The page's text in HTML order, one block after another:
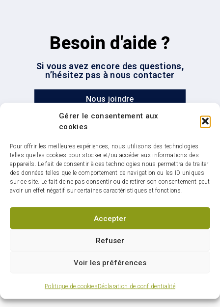
Gérer le consentement aux
cookies
Pour offrir les meilleures expériences, nous utilisons des technologies
telles que les cookies pour stocker et/ou accéder aux informations des
appareils. Le fait de consentir à ces technologies nous permettra de traiter
des données telles que le comportement de navigation ou les ID uniques
sur ce site. Le fait de ne pas consentir ou de retirer son consentement peut
avoir un effet négatif sur certaines caractéristiques et fonctions.
Accepter
Refuser
Voir les préférences
Politique de cookiesDéclaration de confidentialité
Besoin d'aide ?
Si vous avez encore des questions,
n’hésitez pas à nous contacter
Nous joindre
Infolettre : restez
connectés sur votre ville